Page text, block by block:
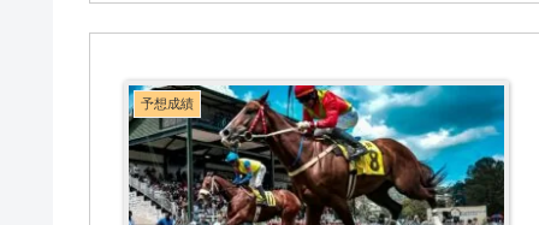
予想成績